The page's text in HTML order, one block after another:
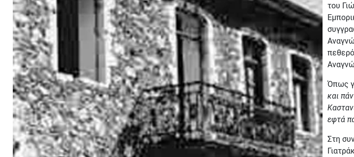
του
Όπως
και
εφτά
Στη